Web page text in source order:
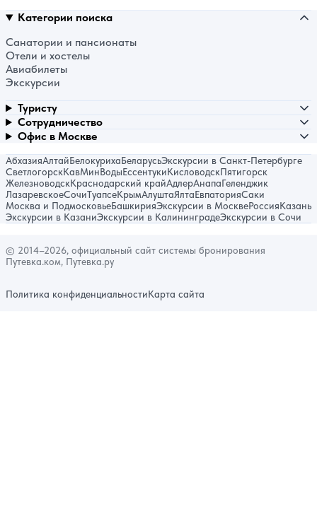
Категории поиска
Санатории и пансионаты
Отели и хостелы
Авиабилеты
Экскурсии
Туристу
Сотрудничество
Офис в Москве
АбхазияАлтайБелокурихаБеларусьЭкскурсии в Санкт-Петербурге
СветлогорскКавМинВодыЕссентукиКисловодскПятигорск
ЖелезноводскКраснодарский крайАдлерАнапаГеленджик
ЛазаревскоеСочиТуапсеКрымАлуштаЯлтаЕвпаторияСаки
Москва и ПодмосковьеБашкирияЭкскурсии в МосквеРоссияКазань
Экскурсии в КазаниЭкскурсии в КалининградеЭкскурсии в Сочи
© 2014–2026, официальный сайт системы бронирования
Путевка.ком, Путевка.ру
Политика конфиденциальностиКарта сайта